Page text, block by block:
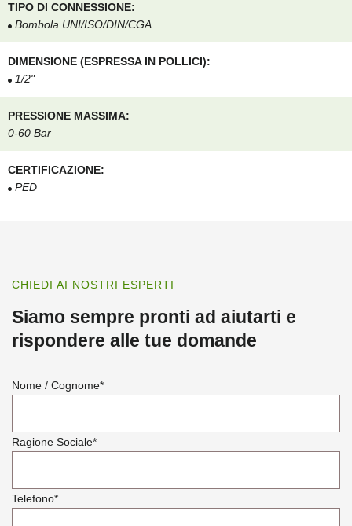
TIPO DI CONNESSIONE:
Bombola UNI/ISO/DIN/CGA
DIMENSIONE (ESPRESSA IN POLLICI):
1/2"
PRESSIONE MASSIMA:
0-60 Bar
CERTIFICAZIONE:
PED
CHIEDI AI NOSTRI ESPERTI
Siamo sempre pronti ad aiutarti e
rispondere alle tue domande
Nome / Cognome*
Ragione Sociale*
Telefono*